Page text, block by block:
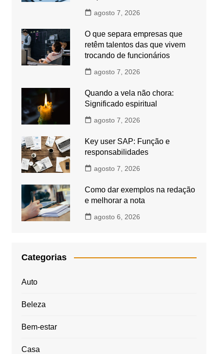
agosto 7, 2026
O que separa empresas que
retêm talentos das que vivem
trocando de funcionários
agosto 7, 2026
Quando a vela não chora:
Significado espiritual
agosto 7, 2026
Key user SAP: Função e
responsabilidades
agosto 7, 2026
Como dar exemplos na redação
e melhorar a nota
agosto 6, 2026
Categorias
Auto
Beleza
Bem-estar
Casa